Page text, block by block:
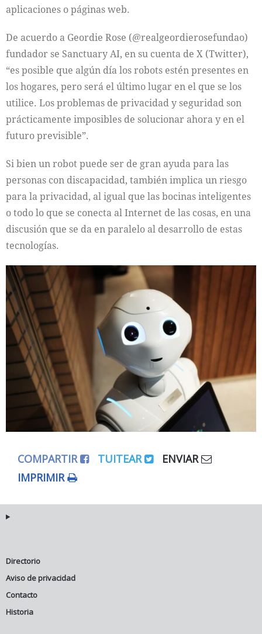
aplicaciones o páginas web.
De acuerdo a Geordie Rose (@realgeordierosefundao)
fundador se Sanctuary AI, en su cuenta de X (Twitter),
“es posible que algún día los robots estén presentes en
los hogares, pero será el último lugar en el que se los
utilice. Los problemas de privacidad y seguridad son
prácticamente imposibles de solucionar ahora y en el
futuro previsible”.
Si bien un robot puede ser de gran ayuda para las
personas con discapacidad, también implica un riesgo
para la privacidad, al igual que las bocinas inteligentes
o todo lo que se conecta al Internet de las cosas, en una
discusión que se da en paralelo al desarrollo de estas
tecnologías.
COMPARTIR TUITEAR
ENVIAR
IMPRIMIR
Directorio
Aviso de privacidad
Contacto
Historia